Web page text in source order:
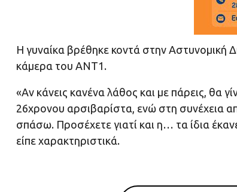
Η γυναίκα βρέθηκε κοντά στην Αστυνομική
κάμερα του ANT1.
«Αν κάνεις κανένα λάθος και με πάρεις, θα
26χρονου αρσιβαρίστα, ενώ στη συνέχεια
σπάσω. Προσέχετε γιατί και η… τα ίδια
είπε χαρακτηριστικά.